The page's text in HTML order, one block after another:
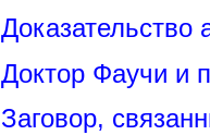
Доказательство
Доктор Фаучи и
Заговор,